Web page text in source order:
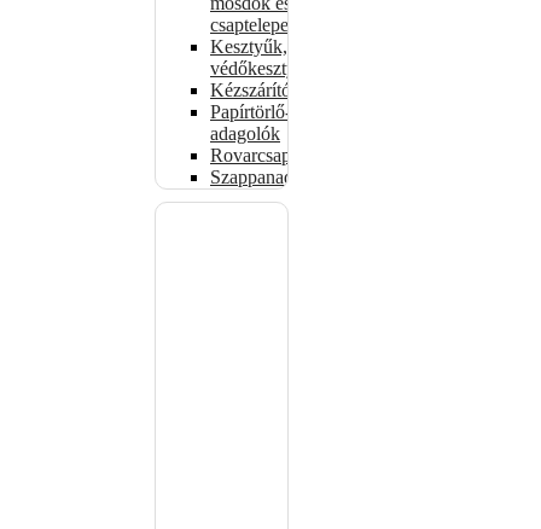
csaptelepek
Kesztyűk,
védőkesztyűk
Kézszárítók
Papírtörlő-
adagolók
Rovarcsapdák
Szappanadagolók